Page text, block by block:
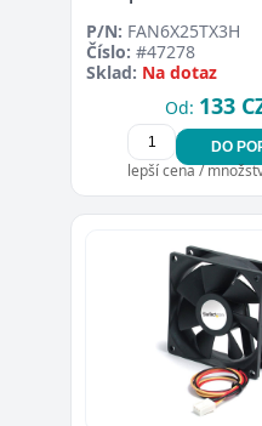
P/N: FAN6X25TX3H
Číslo: #47278
Sklad: Na dotaz
Od: 133
DO
lepší cena /